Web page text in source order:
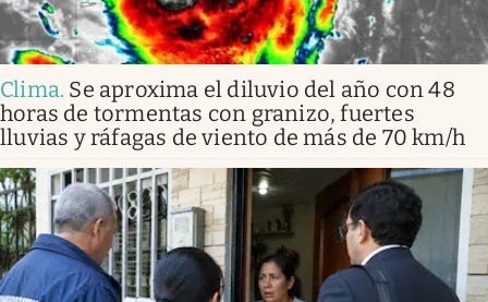
Clima. Se aproxima el diluvio del año con 48
horas de tormentas con granizo, fuertes
lluvias y ráfagas de viento de más de 70 km/h